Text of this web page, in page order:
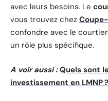
avec leurs besoins. Le
vous trouvez chez
confondre avec le
un rôle plus spécifique.
A voir aussi : Quels sont
investissement en LMNP ?